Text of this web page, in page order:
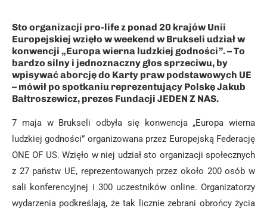
Sto organizacji pro-life z ponad 20 krajów Unii
Europejskiej wzięło w weekend w Brukseli udział w
konwencji „Europa wierna ludzkiej godności”. – To
bardzo silny i jednoznaczny głos sprzeciwu, by
wpisywać aborcję do Karty praw podstawowych UE
– mówił po spotkaniu reprezentujący Polskę Jakub
Bałtroszewicz, prezes Fundacji JEDEN Z NAS.
7 maja w Brukseli odbyła się konwencja „Europa wierna
ludzkiej godności” organizowana przez Europejską Federację
ONE OF US. Wzięło w niej udział sto organizacji społecznych
z 27 państw UE, reprezentowanych przez około 200 osób w
sali konferencyjnej i 300 uczestników online. Organizatorzy
wydarzenia podkreślają, że tak licznie zebrani obrońcy życia